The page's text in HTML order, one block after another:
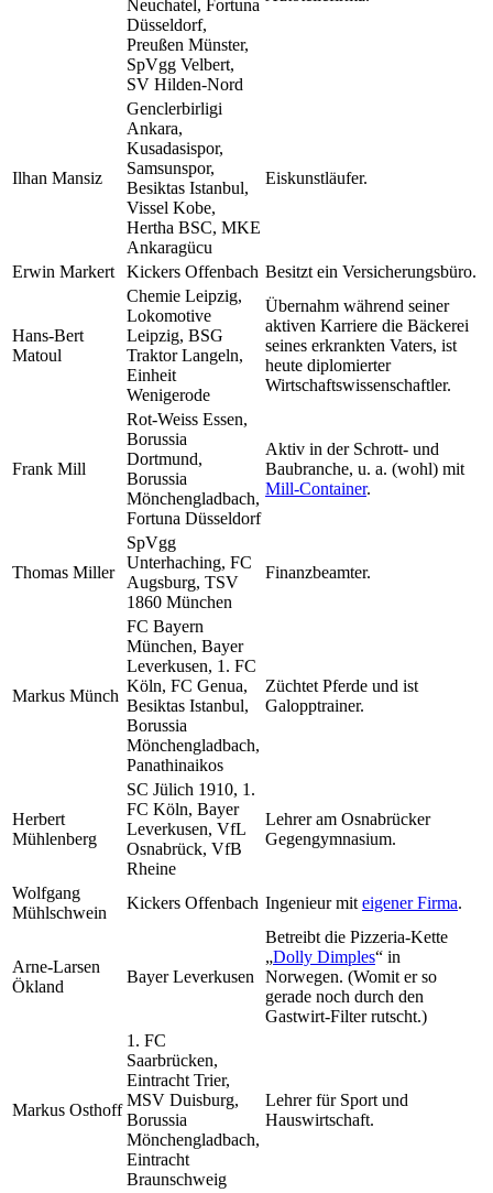
Neuchatel, Fortuna
Düsseldorf,
Preußen Münster,
SpVgg Velbert,
SV Hilden-Nord
Ilhan Mansiz
Genclerbirligi
Ankara,
Kusadasispor,
Samsunspor,
Besiktas Istanbul,
Vissel Kobe,
Hertha BSC, MKE
Ankaragücu
Eiskunstläufer.
Erwin Markert Kickers Offenbach Besitzt ein Versicherungsbüro.
Hans-Bert
Matoul
Chemie Leipzig,
Lokomotive
Leipzig, BSG
Traktor Langeln,
Einheit
Wenigerode
Übernahm während seiner
aktiven Karriere die Bäckerei
seines erkrankten Vaters, ist
heute diplomierter
Wirtschaftswissenschaftler.
Frank Mill
Rot-Weiss Essen,
Borussia
Dortmund,
Borussia
Mönchengladbach,
Fortuna Düsseldorf
Aktiv in der Schrott- und
Baubranche, u. a. (wohl) mit
Mill-Container.
Thomas Miller
SpVgg
Unterhaching, FC
Augsburg, TSV
1860 München
Finanzbeamter.
Markus Münch
FC Bayern
München, Bayer
Leverkusen, 1. FC
Köln, FC Genua,
Besiktas Istanbul,
Borussia
Mönchengladbach,
Panathinaikos
Züchtet Pferde und ist
Galopptrainer.
Herbert
Mühlenberg
SC Jülich 1910, 1.
FC Köln, Bayer
Leverkusen, VfL
Osnabrück, VfB
Rheine
Lehrer am Osnabrücker
Gegengymnasium.
Wolfgang
Mühlschwein
Kickers Offenbach Ingenieur mit eigener Firma.
Arne-Larsen
Ökland
Bayer Leverkusen
Betreibt die Pizzeria-Kette
„Dolly Dimples“ in
Norwegen. (Womit er so
gerade noch durch den
Gastwirt-Filter rutscht.)
Markus Osthoff
1. FC
Saarbrücken,
Eintracht Trier,
MSV Duisburg,
Borussia
Mönchengladbach,
Eintracht
Braunschweig
Lehrer für Sport und
Hauswirtschaft.